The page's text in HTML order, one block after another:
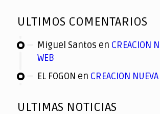
ULTIMOS COMENTARIOS
Miguel Santos en CREACION
WEB
EL FOGON en CREACION
ULTIMAS NOTICIAS